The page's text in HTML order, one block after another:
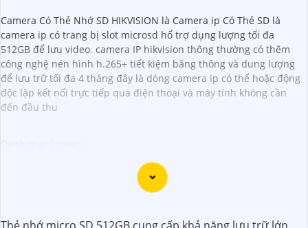
Camera Có Thẻ Nhớ SD HIKVISION là Camera ip Có Thẻ SD là
camera ip có trang bị slot microsd hổ trợ dụng lượng tối đa
512GB để lưu video. camera IP hikvision thông thường có thêm
công nghệ nén hình h.265+ tiết kiệm băng thông và dung lượng
để lưu trữ tối đa 4 tháng đây là dòng camera ip có thể hoặc động
độc lập kết nối trực tiếp qua điện thoại và máy tính không cần
đến đầu thu
Dĩ nhiên, dưới đây là một mẫu văn bản giới thiệu dành cho
dự án lắp đặt camera Hikvision giá rẻ và chuyên nghiệp: